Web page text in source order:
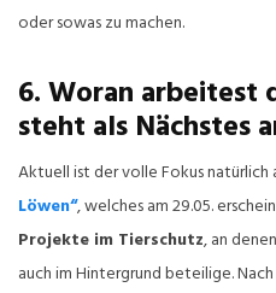
oder sowas zu machen.
6. Woran arbeitest
steht als Nächstes
Aktuell ist der volle Fokus natürlich
Löwen“, welches am 29.05.
Projekte im Tierschutz, an
auch im Hintergrund beteilige.